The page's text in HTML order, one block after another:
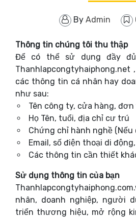
By Admin
Thông tin chúng tôi thu thập
Để có thể sử dụng đầy
Thanhlapcongtyhaiphong.net
các thông tin cá nhân hay
như sau:
Tên công ty, cửa hàng,
Họ Tên, tuổi, địa chỉ cư trú
Chứng chỉ hành nghề (Nếu
Email, số điện thoại di
Các thông tin cần thiết
Sử dụng thông tin của bạn
nhân, doanh nghiệp, người
triển thương hiệu, mở rộng